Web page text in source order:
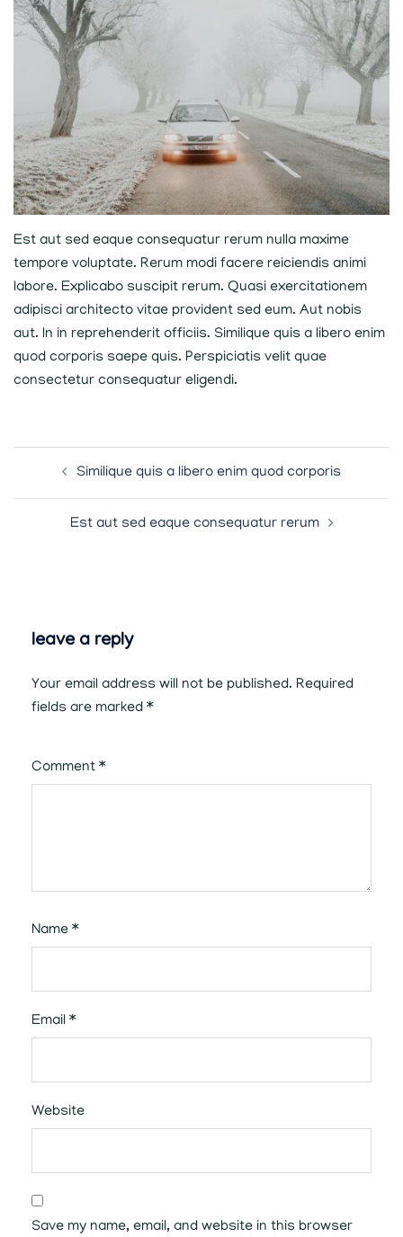
Est aut sed eaque consequatur rerum nulla maxime
tempore voluptate. Rerum modi facere reiciendis animi
labore. Explicabo suscipit rerum. Quasi exercitationem
adipisci architecto vitae provident sed eum. Aut nobis
aut. In in reprehenderit officiis. Similique quis a libero enim
quod corporis saepe quis. Perspiciatis velit quae
consectetur consequatur eligendi.
navigationSimilique quis a libero enim quod corporis
Est aut sed eaque consequatur rerum
leave a reply
Your email address will not be published. Required
fields are marked *
Comment *
Name *
Email *
Website
Save my name, email, and website in this browser